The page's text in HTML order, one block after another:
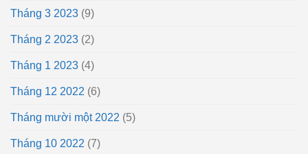
Tháng 3 2023 (9)
Tháng 2 2023 (2)
Tháng 1 2023 (4)
Tháng 12 2022 (6)
Tháng mười một 2022 (5)
Tháng 10 2022 (7)